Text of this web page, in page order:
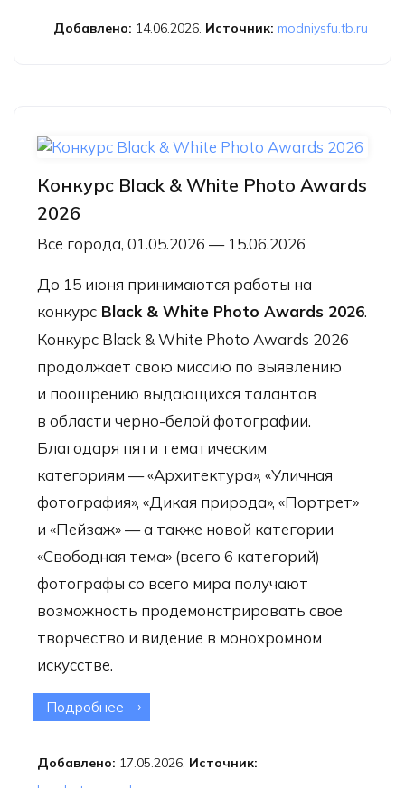
Добавлено: 14.06.2026. Источник: modniysfu.tb.ru
Конкурс Black & White Photo Awards
2026
Все города, 01.05.2026 — 15.06.2026
До 15 июня принимаются работы на
конкурс Black & White Photo Awards 2026.
Конкурс Black & White Photo Awards 2026
продолжает свою миссию по выявлению
и поощрению выдающихся талантов
в области черно-белой фотографии.
Благодаря пяти тематическим
категориям — «Архитектура», «Уличная
фотография», «Дикая природа», «Портрет»
и «Пейзаж» — а также новой категории
«Свободная тема» (всего 6 категорий)
фотографы со всего мира получают
возможность продемонстрировать свое
творчество и видение в монохромном
искусстве.
Подробнее о Конкурс Black & White Photo
Добавлено: 17.05.2026. Источник: